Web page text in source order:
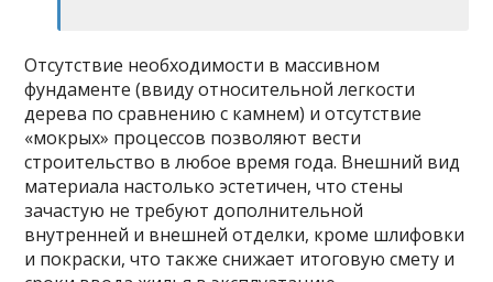
Отсутствие необходимости в массивном
фундаменте (ввиду относительной легкости
дерева по сравнению с камнем) и отсутствие
«мокрых» процессов позволяют вести
строительство в любое время года. Внешний вид
материала настолько эстетичен, что стены
зачастую не требуют дополнительной
внутренней и внешней отделки, кроме шлифовки
и покраски, что также снижает итоговую смету и